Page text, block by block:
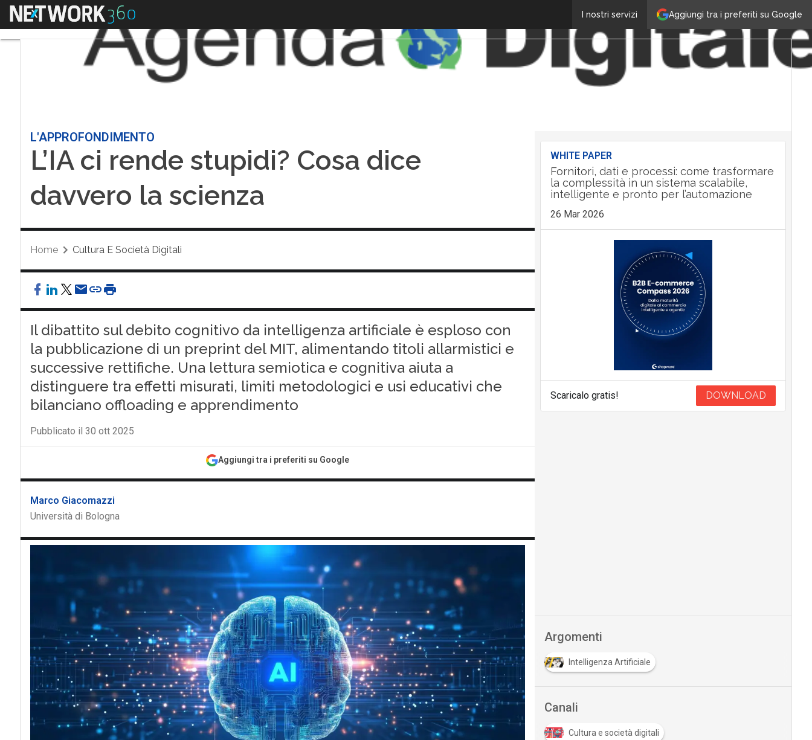
Aggiungi tra i preferiti su Google
I nostri servizi
Menu
L'APPROFONDIMENTO
L’IA ci rende stupidi? Cosa dice
davvero la scienza
Home Cultura E Società Digitali
Il dibattito sul debito cognitivo da intelligenza artificiale è esploso con
la pubblicazione di un preprint del MIT, alimentando titoli allarmistici e
successive rettifiche. Una lettura semiotica e cognitiva aiuta a
distinguere tra effetti misurati, limiti metodologici e usi educativi che
bilanciano offloading e apprendimento
Pubblicato il 30 ott 2025
Aggiungi tra i preferiti su Google
Marco Giacomazzi
Università di Bologna
WHITE PAPER
Fornitori, dati e processi: come trasformare
la complessità in un sistema scalabile,
intelligente e pronto per l’automazione
26 Mar 2026
Scaricalo gratis! DOWNLOAD
Argomenti
Intelligenza Artificiale
Canali
Cultura e società digitali